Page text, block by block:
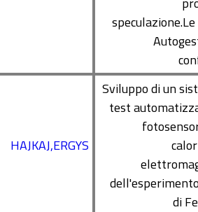
HAJKAJ,ERGYS
Sviluppo di un
test
di